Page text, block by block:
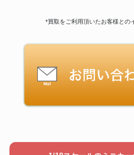
*買取をご利用頂いたお客様との